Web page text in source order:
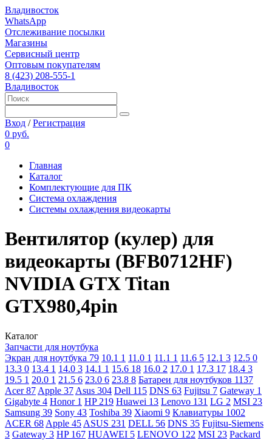
Владивосток
WhatsApp
Отслеживание посылки
Магазины
Сервисный центр
Оптовым покупателям
8 (423) 208-555-1
Владивосток
Вход /Регистрация
0 руб.
0
Главная
Каталог
Комплектующие для ПК
Система охлаждения
Системы охлаждения видеокарты
Вентилятор (кулер) для
видеокарты (BFB0712HF)
NVIDIA GTX Titan
GTX980,4pin
Каталог
Запчасти для ноутбука
Экран для ноутбука 79 10.1 1 11.0 1 11.1 1 11.6 5 12.1 3 12.5 0
13.3 0 13.4 1 14.0 3 14.1 1 15.6 18 16.0 2 17.0 1 17.3 17 18.4 3
19.5 1 20.0 1 21.5 6 23.0 6 23.8 8 Батареи для ноутбуков 1137
Acer87 Apple 37 Asus 304 Dell 115 DNS 63 Fujitsu 7 Gateway 1
Gigabyte 4 Honor 1 HP 219 Huawei 13 Lenovo 131 LG 2 MSI 23
Samsung 39 Sony 43 Toshiba 39 Xiaomi 9 Клавиатуры 1002
ACER 68 Apple 45 ASUS 231 DELL 56 DNS 35 Fujitsu-Siemens
3 Gateway 3 HP 167 HUAWEI 5 LENOVO 122 MSI 23 Packard